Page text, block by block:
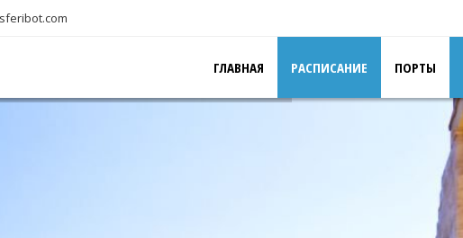
ГЛАВНАЯ РАСПИСАНИЕ ПОРТЫ